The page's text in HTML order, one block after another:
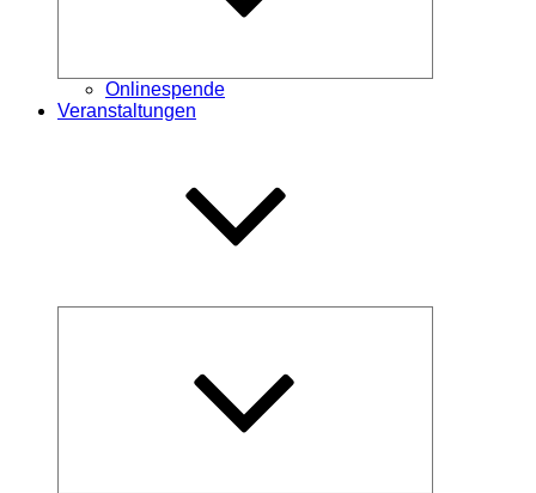
Onlinespende
Veranstaltungen